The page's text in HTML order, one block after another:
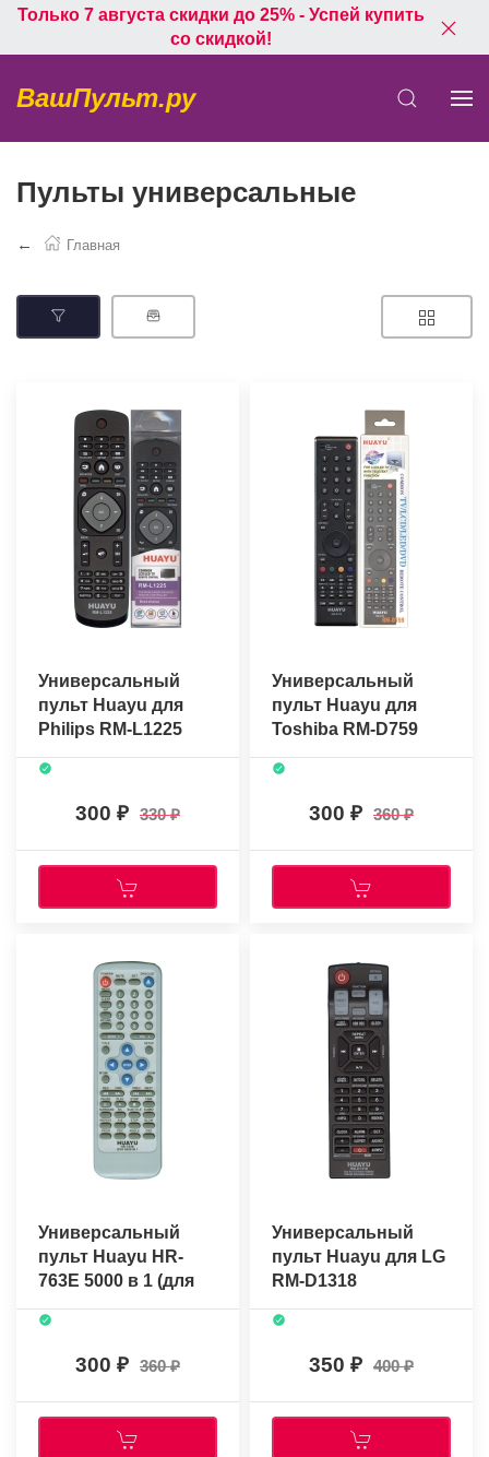
Только 7 августа скидки до 25% - Успей купить
со скидкой!
ВашПульт.ру
Пульты универсальные
Главная
Универсальный
пульт Huayu для
Philips RM-L1225
300 330
Универсальный
пульт Huayu для
Toshiba RM-D759
300 360
Универсальный
пульт Huayu HR-
763E 5000 в 1 (для
DVD)
300 360
Универсальный
пульт Huayu для LG
RM-D1318
350 400